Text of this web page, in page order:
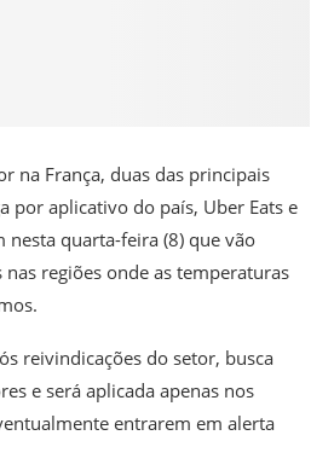
na França, duas das principais
por aplicativo do país, Uber Eats e
nesta quarta-feira (8) que vão
nas regiões onde as temperaturas
reivindicações do setor, busca
e será aplicada apenas nos
entrarem em alerta